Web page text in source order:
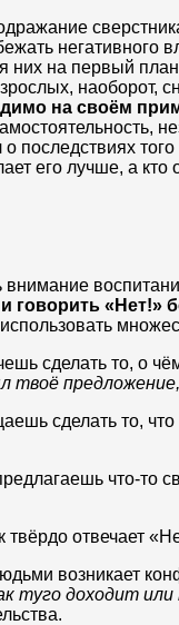
негативного
них на первый
наоборот,
на своём
последствиях
его лучше, а кто
говорить «Нет!»
сделать то, о
твоё
сделать то,
что-то
твёрдо отвечает
возникает
туго доходит или